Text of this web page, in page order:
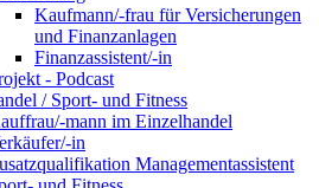
Kaufmann/-frau für Versicherungen
und Finanzanlagen
Finanzassistent/-in
- Podcast
/ Sport- und Fitness
mann im Einzelhandel
in
Managementassistent